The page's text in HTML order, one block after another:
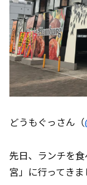
どうもぐっさん（
先日、ランチを
宮」に行ってきま